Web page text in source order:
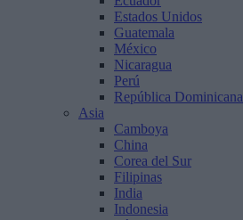
Estados Unidos
Guatemala
México
Nicaragua
Perú
República Dominicana
Asia
Camboya
China
Corea del Sur
Filipinas
India
Indonesia